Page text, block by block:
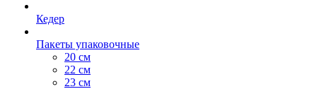
Кедер
Пакеты упаковочные
20 см
22 см
23 см